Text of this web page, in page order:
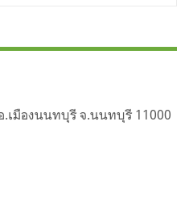
.เมืองนนทบุรี จ.นนทบุรี 11000